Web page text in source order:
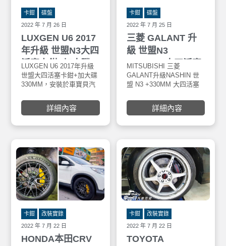
LUXGEN U6 2017
年升級 世盟N3大四
活塞卡鉗+加大碟
330MM
2022 年 7 月 26 日
卡鉗 碟盤
LUXGEN U6 2017年升級
世盟大四活塞卡鉗+加大碟
330MM，安裝於車寶貝汽
Nashin碟盤均採用鎳合金
FC-25鑄鐵材質材質製 800
900度C，具0.002超高水準
煞車面研磨及高速平衡之
優良產品。
詳細內容
三菱 GALANT 升
級 世盟N3
+330MM 大四活塞
卡鉗碟盤組
2022 年 7 月 25 日
卡鉗 碟盤
MITSUBISHI 三菱
GALANT升級NASHIN 世
盟 N3 +330MM 大四活塞
貝汽車百貨北屯店。
Nashin世盟碟盤均採用鎳
FC鑄鐵材質，工作溫度更
可達900度C，具0.002超高
水準煞車面研磨及高速平
衡之優良產品。四活塞以
一體成形重力鑄造，表面
四層類奈米抗高溫塗裝 擁
有高性能煞車特性提升原
廠煞車約80%以上 煞車非
常線性非一般死硬。
詳細內容
HONDA本田CRV
2022 年 7 月 22 日
卡鉗 改裝實錄
TOYOTA
2022 年 7 月 22 日
卡鉗 改裝實錄